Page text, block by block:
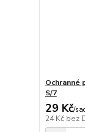
Ochranné
S/7
29 Kč/
24 Kč bez